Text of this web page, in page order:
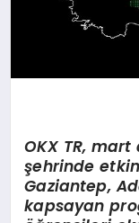
OKX TR, mart
şehrinde
Gaziantep,
kapsayan